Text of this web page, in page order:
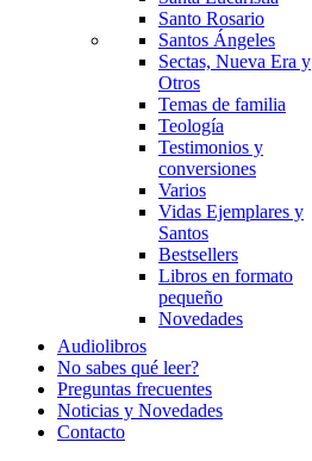
Santo Rosario
Santos Ángeles
Sectas, Nueva Era y
Otros
Temas de familia
Teología
Testimonios y
conversiones
Varios
Vidas Ejemplares y
Santos
Bestsellers
Libros en formato
pequeño
Novedades
Audiolibros
No sabes qué leer?
Preguntas frecuentes
Noticias y Novedades
Contacto